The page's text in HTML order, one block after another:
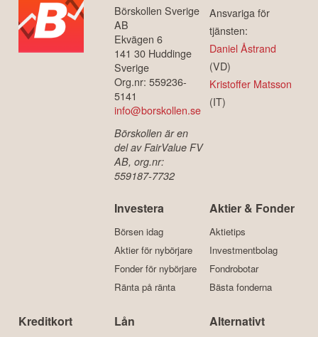
Börskollen Sverige
AB
Ekvägen 6
141 30 Huddinge
Sverige
Org.nr: 559236-
5141
info@borskollen.se
Börskollen är en
del av FairValue FV
AB, org.nr:
559187-7732
Ansvariga för
tjänsten:
Daniel Åstrand
(VD)
Kristoffer Matsson
(IT)
Investera
Börsen idag
Aktier för nybörjare
Fonder för nybörjare
Ränta på ränta
Aktier & Fonder
Aktietips
Investmentbolag
Fondrobotar
Bästa fonderna
Kreditkort Lån Alternativt